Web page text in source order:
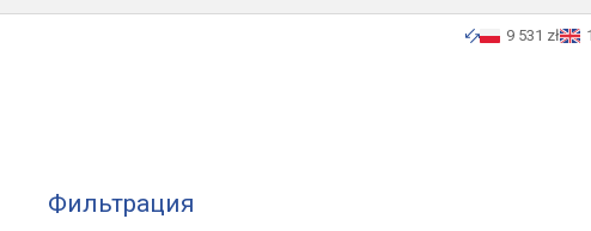
9 531 zł
Фильтрация